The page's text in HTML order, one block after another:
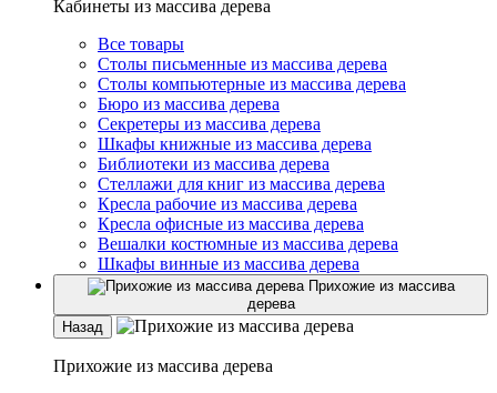
Кабинеты из массива дерева
Все товары
Столы письменные из массива дерева
Столы компьютерные из массива дерева
Бюро из массива дерева
Секретеры из массива дерева
Шкафы книжные из массива дерева
Библиотеки из массива дерева
Стеллажи для книг из массива дерева
Кресла рабочие из массива дерева
Кресла офисные из массива дерева
Вешалки костюмные из массива дерева
Шкафы винные из массива дерева
Прихожие из массива
дерева
Назад
Прихожие из массива дерева